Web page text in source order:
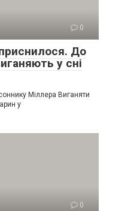
0
До
у сні
Міллера Виганяти
у
0